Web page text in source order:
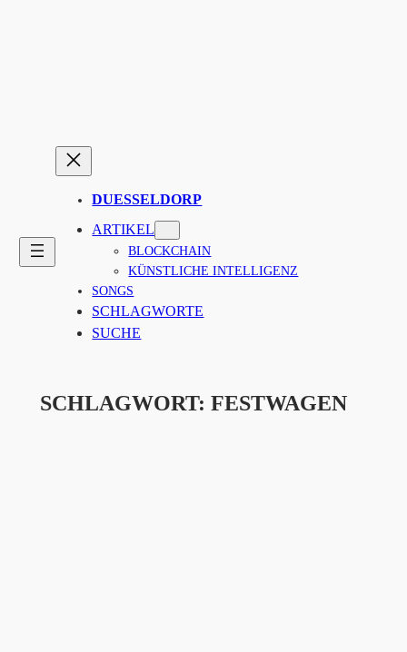
DUESSELDORP
ARTIKEL
BLOCKCHAIN
KÜNSTLICHE INTELLIGENZ
SONGS
SCHLAGWORTE
SUCHE
SCHLAGWORT: FESTWAGEN